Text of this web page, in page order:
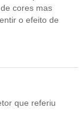
cores mas
o efeito de
que referiu